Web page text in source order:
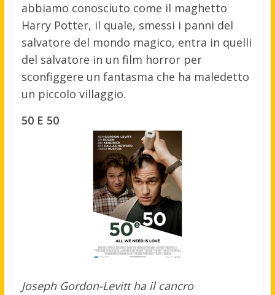
abbiamo conosciuto come il maghetto
Harry Potter, il quale, smessi i panni del
salvatore del mondo magico, entra in quelli
del salvatore in un film horror per
sconfiggere un fantasma che ha maledetto
un piccolo villaggio.
50 E 50
Joseph Gordon-Levitt ha il cancro